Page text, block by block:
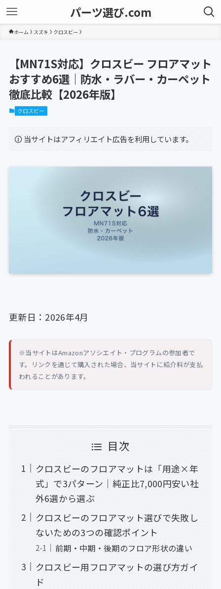
パーツ選び.com
ホーム スズキ クロスビー
【MN71S対応】クロスビー フロアマット
おすすめ6選｜防水・ラバー・カーペット
徹底比較【2026年版】
クロスビー
当サイトはアフィリエイト広告を利用しています。
更新日：2026年4月
※当サイトはAmazonアソシエイト・プログラムの参加者で
す。リンクを通じて購入された場合、当サイトに紹介料が支払
われることがあります。
目次
クロスビーのフロアマットは「用途×年
式」で3パターン｜純正比7,000円安い社
外6選から選ぶ
クロスビーのフロアマット選びで失敗し
ないための3つの確認ポイント
前期・中期・後期のフロア形状の違い
クロスビー用フロアマットの選び方ガイ
ド